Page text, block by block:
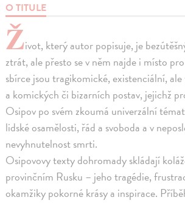
O TITULE
Život, který autor popisuje, je
ztrát, ale přesto se v něm najde i místo
sbírce jsou tragikomické, existenciální,
a komických či bizarních postav, jejichž
Osipov po svém zkoumá univerzální
lidské osamělosti, řád a svoboda a v
nevyhnutelnost smrti.
Osipovovy texty dohromady skládají
provinčním Rusku – jeho tragédie,
okamžiky pokorné krásy a inspirace.